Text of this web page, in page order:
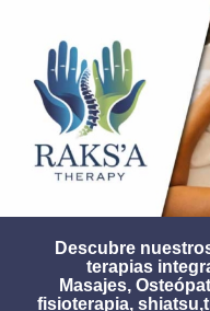
Descubre
terapias
Masajes,
fisioterapia,